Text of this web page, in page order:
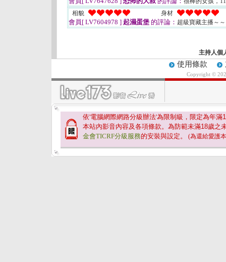
相貌
身材
會員[ LV7604978 ] 起濕蛋堡 的評論： 超級寶藏主播～
主持人個
使用條款
Copyright ©
依'電腦網際網路分級辦法'為限制級，限定為年滿
本站內影音內容及各項條款。為防範未滿18歲之
金會TICRF分級服務的安裝與設定。 (為還給愛護